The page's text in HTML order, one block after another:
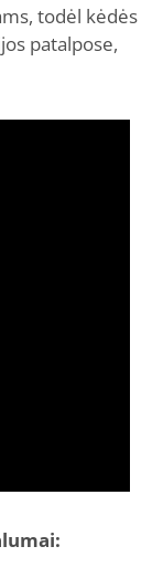
todėl kėdės
patalpose,